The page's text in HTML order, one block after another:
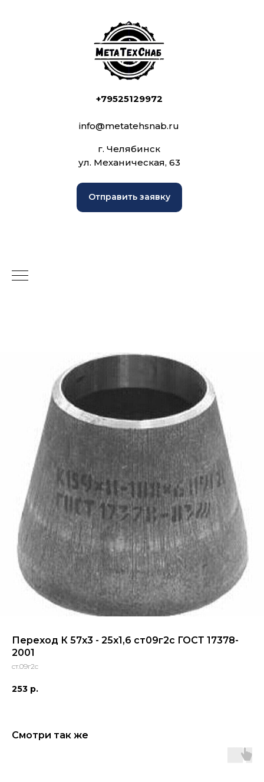
+79525129972
info@metatehsnab.ru
г. Челябинск
ул. Механическая, 63
Отправить заявку
Переход К 57х3 - 25х1,6 ст09г2с ГОСТ 17378-
2001
ст.09г2с
253 р.
Смотри так же